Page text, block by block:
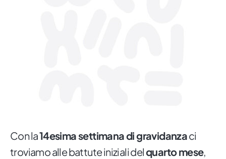
Con la14esima settimana di gravidanzaci
troviamo alle battute iniziali delquarto mese,